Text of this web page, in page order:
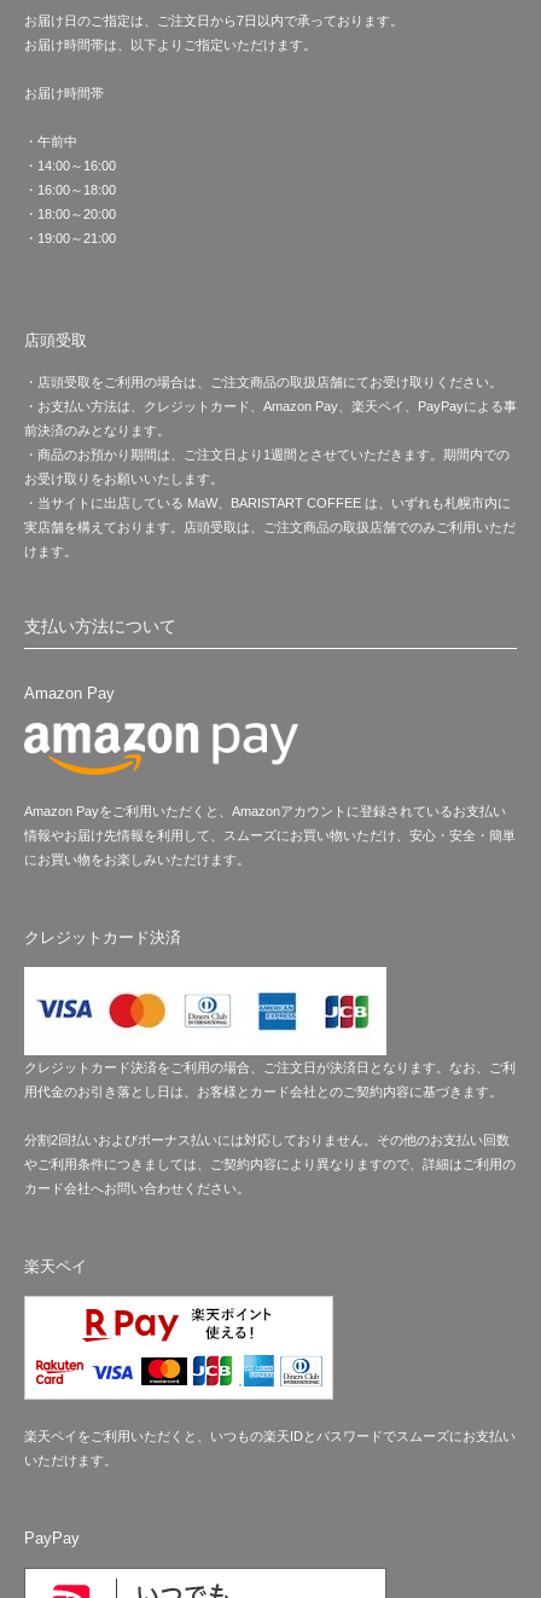
お届け日のご指定は、ご注文日から7日以内で承っております。
お届け時間帯は、以下よりご指定いただけます。
お届け時間帯
・午前中
・14:00～16:00
・16:00～18:00
・18:00～20:00
・19:00～21:00
店頭受取
・店頭受取をご利用の場合は、ご注文商品の取扱店舗にてお受け取りください。
・お支払い方法は、クレジットカード、Amazon Pay、楽天ペイ、PayPayによる事
前決済のみとなります。
・商品のお預かり期間は、ご注文日より1週間とさせていただきます。期間内での
お受け取りをお願いいたします。
・当サイトに出店している MaW、BARISTART COFFEE は、いずれも札幌市内に
実店舗を構えております。店頭受取は、ご注文商品の取扱店舗でのみご利用いただ
けます。
支払い方法について
Amazon Pay
Amazon Payをご利用いただくと、Amazonアカウントに登録されているお支払い
情報やお届け先情報を利用して、スムーズにお買い物いただけ、安心・安全・簡単
にお買い物をお楽しみいただけます。
クレジットカード決済
クレジットカード決済をご利用の場合、ご注文日が決済日となります。なお、ご利
用代金のお引き落とし日は、お客様とカード会社とのご契約内容に基づきます。
分割2回払いおよびボーナス払いには対応しておりません。その他のお支払い回数
やご利用条件につきましては、ご契約内容により異なりますので、詳細はご利用の
カード会社へお問い合わせください。
楽天ペイ
楽天ペイをご利用いただくと、いつもの楽天IDとパスワードでスムーズにお支払い
いただけます。
PayPay